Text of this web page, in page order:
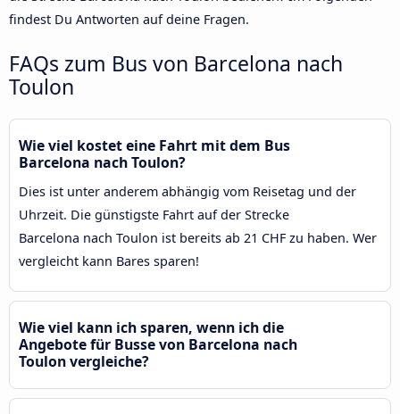
findest Du Antworten auf deine Fragen.
FAQs zum Bus von Barcelona nach
Toulon
Wie viel kostet eine Fahrt mit dem Bus
Barcelona nach Toulon?
Dies ist unter anderem abhängig vom Reisetag und der
Uhrzeit. Die günstigste Fahrt auf der Strecke
Barcelona nach Toulon ist bereits ab 21 CHF zu haben. Wer
vergleicht kann Bares sparen!
Wie viel kann ich sparen, wenn ich die
Angebote für Busse von Barcelona nach
Toulon vergleiche?